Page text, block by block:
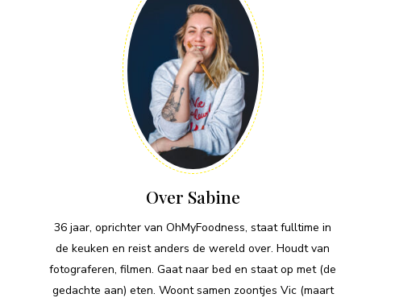
Over Sabine
36 jaar, oprichter van OhMyFoodness, staat fulltime in
de keuken en reist anders de wereld over. Houdt van
fotograferen, filmen. Gaat naar bed en staat op met (de
gedachte aan) eten. Woont samen zoontjes Vic (maart